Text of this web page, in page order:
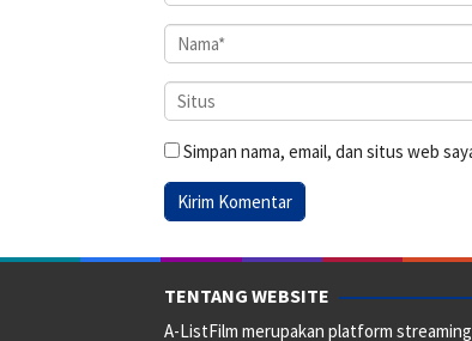
Simpan nama, email, dan situs web
TENTANG WEBSITE
A-ListFilm merupakan platform